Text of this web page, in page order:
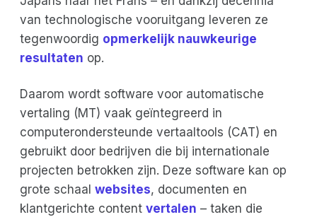
van technologische vooruitgang leveren ze
tegenwoordig opmerkelijk nauwkeurige
resultaten op.
Daarom wordt software voor automatische
vertaling (MT) vaak geïntegreerd in
computerondersteunde vertaaltools (CAT) en
gebruikt door bedrijven die bij internationale
projecten betrokken zijn. Deze software kan op
grote schaal websites, documenten en
klantgerichte content vertalen – taken die